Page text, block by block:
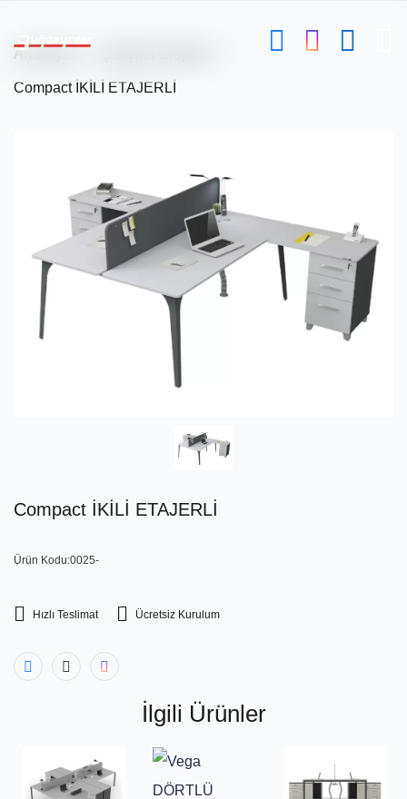
Anasayfa
Compact İKİLİ ETAJERLİ
Compact İKİLİ ETAJERLİ
Ürün Kodu:0025-
Hızlı Teslimat Ücretsiz Kurulum
İlgili Ürünler